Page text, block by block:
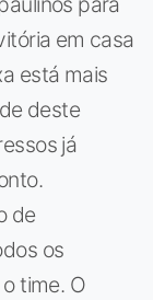
em casa
está mais
deste
já
de
os
time. O